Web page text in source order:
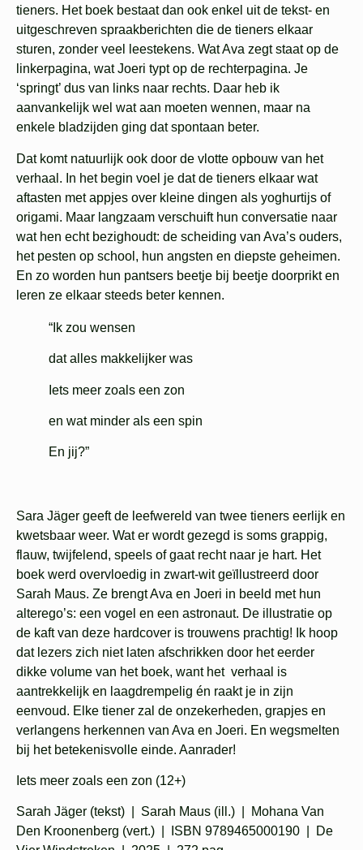
tieners. Het boek bestaat dan ook enkel uit de tekst- en
uitgeschreven spraakberichten die de tieners elkaar
sturen, zonder veel leestekens. Wat Ava zegt staat op de
linkerpagina, wat Joeri typt op de rechterpagina. Je
‘springt’ dus van links naar rechts. Daar heb ik
aanvankelijk wel wat aan moeten wennen, maar na
enkele bladzijden ging dat spontaan beter.
Dat komt natuurlijk ook door de vlotte opbouw van het
verhaal. In het begin voel je dat de tieners elkaar wat
aftasten met appjes over kleine dingen als yoghurtijs of
origami. Maar langzaam verschuift hun conversatie naar
wat hen echt bezighoudt: de scheiding van Ava’s ouders,
het pesten op school, hun angsten en diepste geheimen.
En zo worden hun pantsers beetje bij beetje doorprikt en
leren ze elkaar steeds beter kennen.
“Ik zou wensen
dat alles makkelijker was
Iets meer zoals een zon
en wat minder als een spin
En jij?”
Sara Jäger geeft de leefwereld van twee tieners eerlijk en
kwetsbaar weer. Wat er wordt gezegd is soms grappig,
flauw, twijfelend, speels of gaat recht naar je hart. Het
boek werd overvloedig in zwart-wit geïllustreerd door
Sarah Maus. Ze brengt Ava en Joeri in beeld met hun
alterego’s: een vogel en een astronaut. De illustratie op
de kaft van deze hardcover is trouwens prachtig! Ik hoop
dat lezers zich niet laten afschrikken door het eerder
dikke volume van het boek, want het verhaal is
aantrekkelijk en laagdrempelig én raakt je in zijn
eenvoud. Elke tiener zal de onzekerheden, grapjes en
verlangens herkennen van Ava en Joeri. En wegsmelten
bij het betekenisvolle einde. Aanrader!
Iets meer zoals een zon (12+)
Sarah Jäger (tekst) | Sarah Maus (ill.) | Mohana Van
Den Kroonenberg (vert.) | ISBN 9789465000190 | De